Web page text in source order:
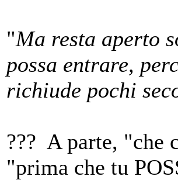
"Ma resta aperto
possa entrare,
richiude pochi
??? A parte, "che
"prima che tu